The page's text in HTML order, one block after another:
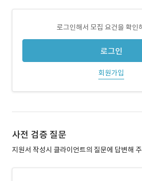
로그인해서 모집 요건을 확인
로그인
회원가입
사전 검증 질문
지원서 작성시 클라이언트의 질문에 답변해